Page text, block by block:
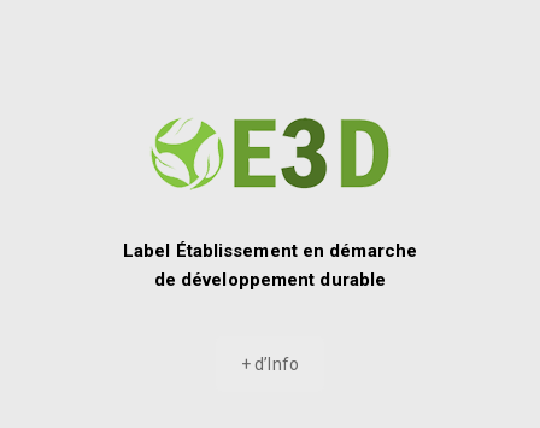
Label Établissement en démarche
de développement durable
+ d’Info